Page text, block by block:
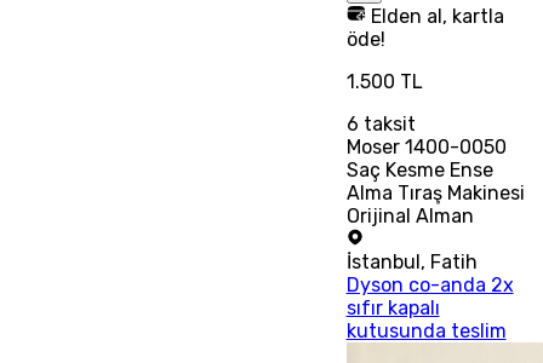
Elden al, kartla
öde!
1.500 TL
6 taksit
Moser 1400-0050
Saç Kesme Ense
Alma Tıraş Makinesi
Orijinal Alman
İstanbul, Fatih
Dyson co-anda 2x
sıfır kapalı
kutusunda teslim